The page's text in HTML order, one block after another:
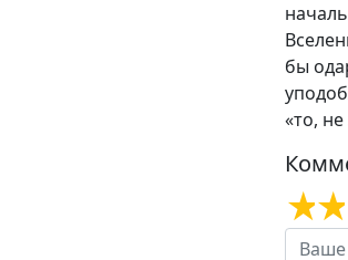
бы
«то,